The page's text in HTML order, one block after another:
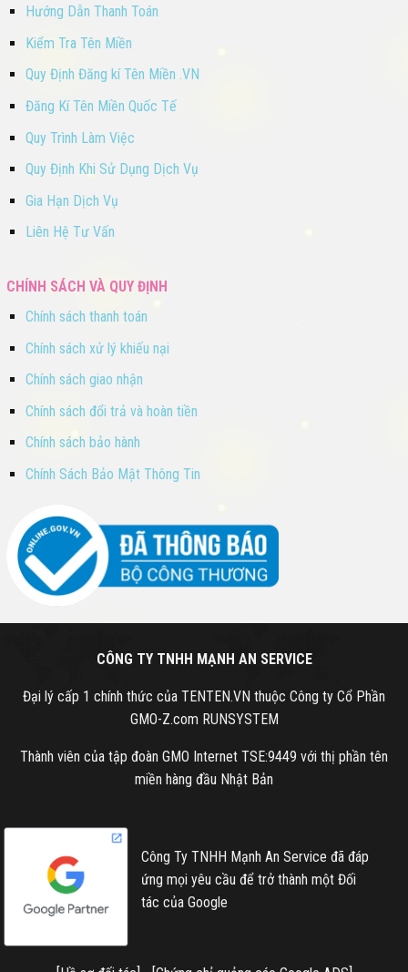
Hướng Dẫn Thanh Toán
Kiểm Tra Tên Miền
Quy Định Đăng kí Tên Miền .VN
Đăng Kí Tên Miền Quốc Tế
Quy Trình Làm Việc
Quy Định Khi Sử Dụng Dịch Vụ
Gia Hạn Dịch Vụ
Liên Hệ Tư Vấn
CHÍNH SÁCH VÀ QUY ĐỊNH
Chính sách thanh toán
Chính sách xử lý khiếu nại
Chính sách giao nhận
Chính sách đổi trả và hoàn tiền
Chính sách bảo hành
Chính Sách Bảo Mật Thông Tin
CÔNG TY TNHH MẠNH AN SERVICE
Đại lý cấp 1 chính thức của TENTEN.VN thuộc Công ty Cổ Phần
GMO-Z.com RUNSYSTEM
Thành viên của tập đoàn GMO Internet TSE:9449 với thị phần tên
miền hàng đầu Nhật Bản
Công Ty TNHH Mạnh An Service đã đáp
ứng mọi yêu cầu để trở thành một Đối
tác của Google